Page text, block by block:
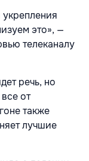
это», —
телеканалу
речь, но
от
также
лучшие